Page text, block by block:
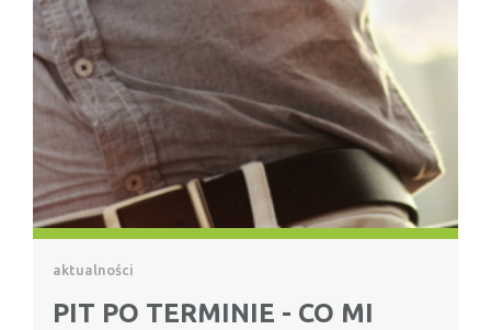
aktualności
PIT PO TERMINIE - CO MI